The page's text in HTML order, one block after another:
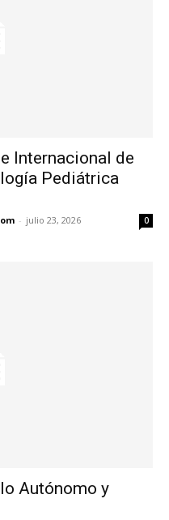
Internacional de
Pediátrica
- julio 23, 2026 0
Autónomo y